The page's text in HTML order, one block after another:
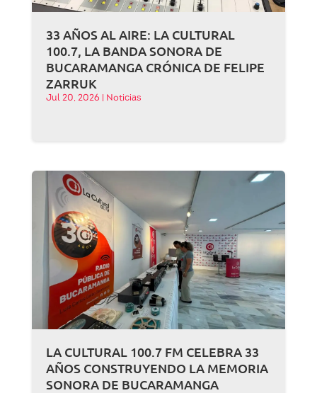
33 AÑOS AL AIRE: LA CULTURAL
100.7, LA BANDA SONORA DE
BUCARAMANGA CRÓNICA DE FELIPE
ZARRUK
Jul 20, 2026 Noticias
LA CULTURAL 100.7 FM CELEBRA 33
AÑOS CONSTRUYENDO LA MEMORIA
SONORA DE BUCARAMANGA